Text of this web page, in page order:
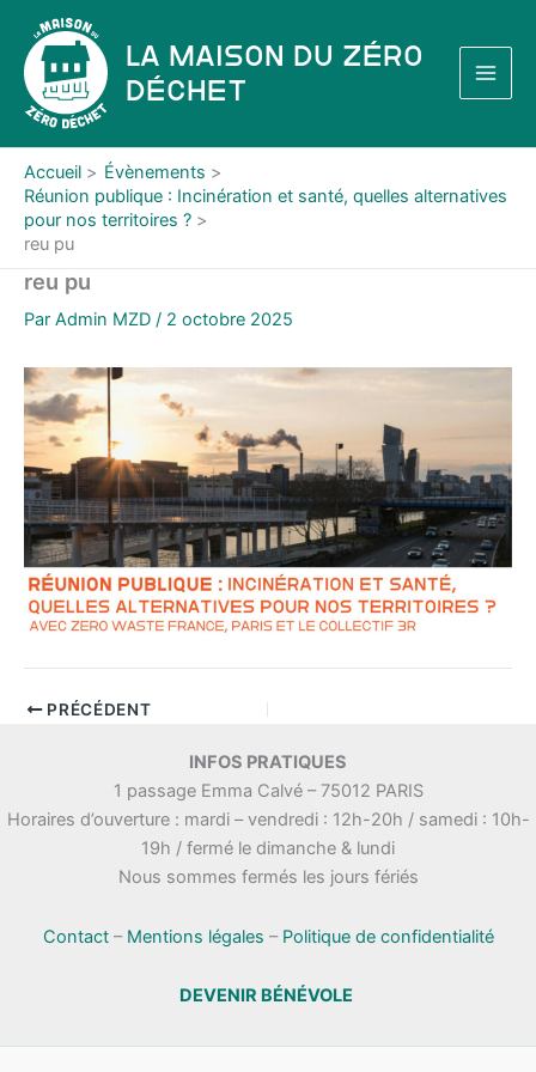
contenu
La Maison du Zéro
Déchet
Accueil
Évènements
Réunion publique : Incinération et santé, quelles alternatives
pour nos territoires ?
reu pu
reu pu
Par Admin MZD / 2 octobre 2025
PRÉCÉDENT
INFOS PRATIQUES
1 passage Emma Calvé – 75012 PARIS
Horaires d’ouverture : mardi – vendredi : 12h-20h / samedi : 10h-
19h / fermé le dimanche & lundi
Nous sommes fermés les jours fériés
Contact– Mentions légales – Politique de confidentialité
DEVENIR BÉNÉVOLE